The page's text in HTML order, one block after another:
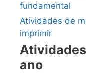
fundamental
Atividades de
imprimir
ano